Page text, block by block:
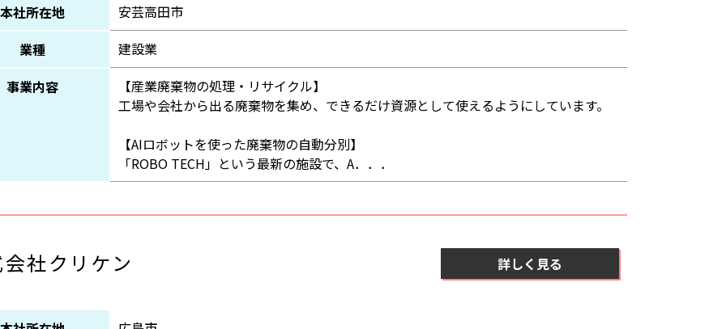
本社所在地
安芸高田市
業種
建設業
事業内容
【産業廃棄物の処理・リサイクル】
工場や会社から出る廃棄物を集め、できるだけ資源として使えるようにしています。
【AIロボットを使った廃棄物の自動分別】
「ROBO TECH」という最新の施設で、A．．．
社クリケン 詳しく見る